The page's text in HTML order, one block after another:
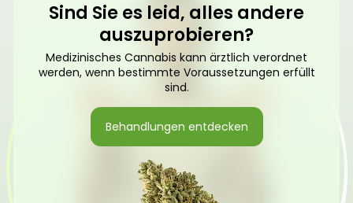
Sind Sie es leid, alles andere
auszuprobieren?
Medizinisches Cannabis kann ärztlich verordnet
werden, wenn bestimmte Voraussetzungen erfüllt
sind.
Behandlungen entdecken